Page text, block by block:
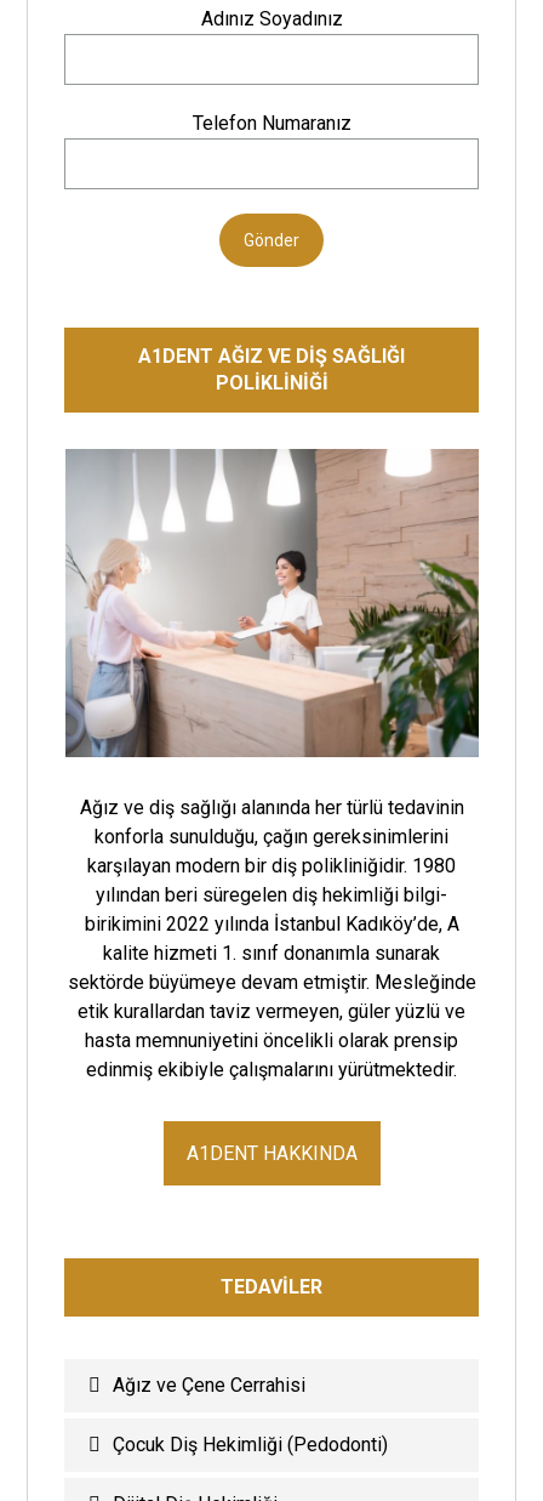
Adınız Soyadınız
Telefon Numaranız
Gönder
A1DENT AĞIZ VE DİŞ SAĞLIĞI
POLİKLİNİĞİ
Ağız ve diş sağlığı alanında her türlü tedavinin
konforla sunulduğu, çağın gereksinimlerini
karşılayan modern bir diş polikliniğidir. 1980
yılından beri süregelen diş hekimliği bilgi-
birikimini 2022 yılında İstanbul Kadıköy’de, A
kalite hizmeti 1. sınıf donanımla sunarak
sektörde büyümeye devam etmiştir. Mesleğinde
etik kurallardan taviz vermeyen, güler yüzlü ve
hasta memnuniyetini öncelikli olarak prensip
edinmiş ekibiyle çalışmalarını yürütmektedir.
A1DENT HAKKINDA
TEDAVİLER
Ağız ve Çene Cerrahisi
Çocuk Diş Hekimliği (Pedodonti)